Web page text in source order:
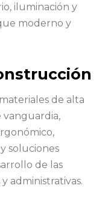
iluminación y
moderno y
de alta
vanguardia,
soluciones
de las
administrativas.